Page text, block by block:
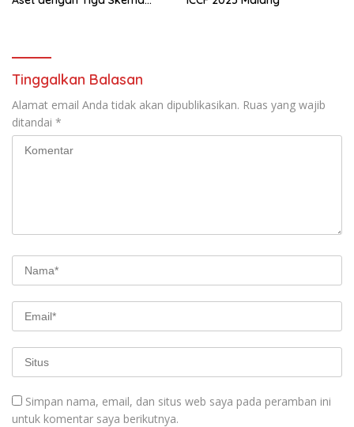
Tinggalkan Balasan
Alamat email Anda tidak akan dipublikasikan. Ruas yang wajib
ditandai *
Simpan nama, email, dan situs web saya pada peramban ini
untuk komentar saya berikutnya.